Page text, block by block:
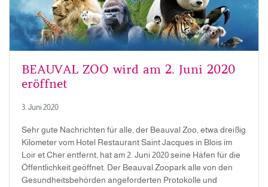
BEAUVAL ZOO wird am 2. Juni 2020
eröffnet
3. Juni 2020
Sehr gute Nachrichten für alle, der Beauval Zoo, etwa dreißig
Kilometer vom Hotel Restaurant Saint Jacques in Blois im
Loir et Cher entfernt, hat am 2. Juni 2020 seine Häfen für die
Öffentlichkeit geöffnet. Der Beauval Zoopark alle von den
Gesundheitsbehörden angeforderten Protokolle und